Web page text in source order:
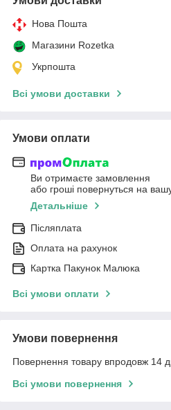
Нова Пошта
Магазини Rozetka
Укрпошта
Всі умови доставки
Умови оплати
Ви отримаєте замовлення
або гроші повернуться на
Детальніше
Післяплата
Оплата на рахунок
Картка Пакунок Малюка
Всі умови оплати
Умови повернення
Повернення товару впродовж 14
Всі умови повернення